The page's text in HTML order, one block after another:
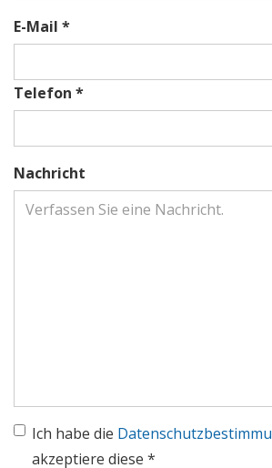
E-Mail *
Telefon *
Nachricht
Ich habe die
akzeptiere diese *